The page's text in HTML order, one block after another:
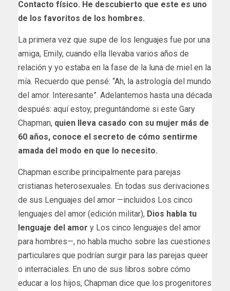
Contacto físico. He descubierto que este es uno
de los favoritos de los hombres.
La primera vez que supe de los lenguajes fue por una
amiga, Emily, cuando ella llevaba varios años de
relación y yo estaba en la fase de la luna de miel en la
mía. Recuerdo que pensé: “Ah, la astrología del mundo
del amor. Interesante”. Adelantemos hasta una década
después: aquí estoy, preguntándome si este Gary
Chapman, quien lleva casado con su mujer más de
60 años, conoce el secreto de cómo sentirme
amada del modo en que lo necesito.
Chapman escribe principalmente para parejas
cristianas heterosexuales. En todas sus derivaciones
de sus Lenguajes del amor —incluidos Los cinco
lenguajes del amor (edición militar), Dios habla tu
lenguaje del amor y Los cinco lenguajes del amor
para hombres—, no habla mucho sobre las cuestiones
particulares que podrían surgir para las parejas queer
o interraciales. En uno de sus libros sobre cómo
educar a los hijos, Chapman dice que los progenitores